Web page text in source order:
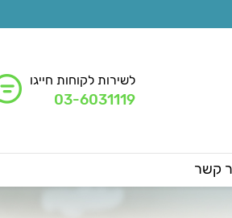
לשירות לקוחות חייגו
03-6031119
קשר